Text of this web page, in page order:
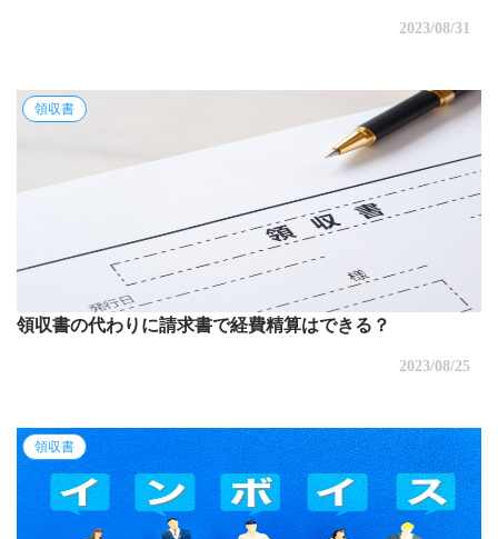
2023/08/31
領収書
領収書の代わりに請求書で経費精算はできる？
2023/08/25
領収書